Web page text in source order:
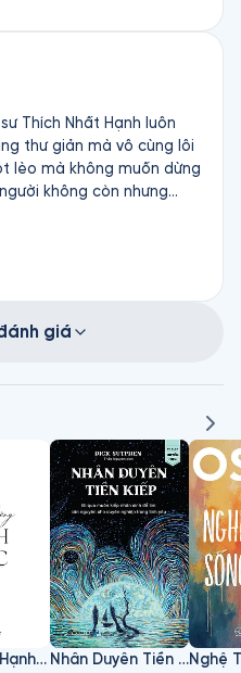
Thích Nhất Hạnh luôn
thư giản mà vô cùng lôi
lèo mà không muốn dừng
không còn nhưng
sách người viết vẫn sống
giá
Con Đường Hạnh Phúc
Nhân Duyên Tiền Kiếp